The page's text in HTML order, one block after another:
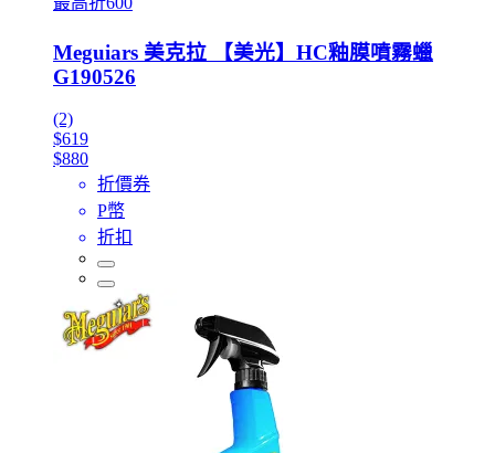
Meguiars 美克拉 【美光】HC釉膜噴霧蠟
G190526
(2)
$619
$880
折價券
P幣
折扣